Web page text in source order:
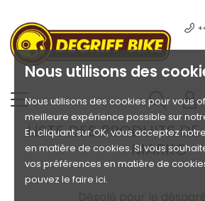
Nous utilisons des
Nous utilisons des cookies pour vous
meilleure expérience possible sur
En cliquant sur OK, vous acceptez
en matière de cookies. Si vous
vos préférences en matière de
pouvez le faire ici.
LISTE DES PRODUITS
MARKO